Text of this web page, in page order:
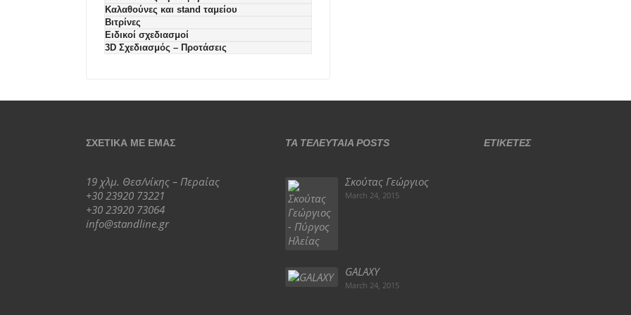
Καλαθούνες και stand ταμείου
Βιτρίνες
Ειδικοί σχεδιασμοί
3D Σχεδιασμός – Προτάσεις
ΣΧΕΤΙΚΆ ΜΕ ΕΜΆΣ
19 χλμ. Θεσ/νίκης – Περαίας
+30 23920 73221
+30 23920 73064
info@standline.gr
ΤΑ ΤΕΛΕΥΤΑΙA POSTS
Σκούτας Γεώργιος
March 24, 2015
GALAXY
March 24, 2015
ΕΤΙΚΈΤΕΣ